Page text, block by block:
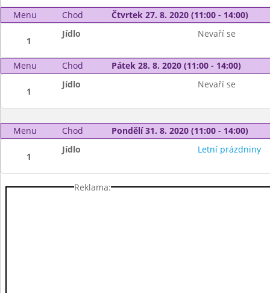
Menu Chod Čtvrtek 27. 8. 2020 (11:00 - 14:00)
1
Jídlo Nevaří se
Menu Chod Pátek 28. 8. 2020 (11:00 - 14:00)
1
Jídlo Nevaří se
Menu Chod Pondělí 31. 8. 2020 (11:00 - 14:00)
1
Jídlo Letní prázdniny
Reklama: